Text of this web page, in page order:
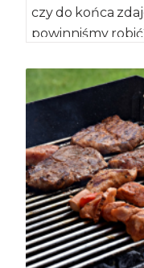
czy do końca
powinniśmy